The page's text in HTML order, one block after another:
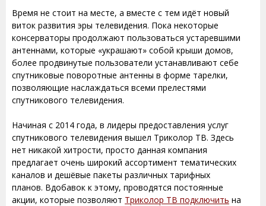
Время не стоит на месте, а вместе с тем идёт новый
виток развития эры телевидения. Пока некоторые
консерваторы продолжают пользоваться устаревшими
антеннами, которые «украшают» собой крыши домов,
более продвинутые пользователи устанавливают себе
спутниковые поворотные антенны в форме тарелки,
позволяющие наслаждаться всеми прелестями
спутникового телевидения.
Начиная с 2014 года, в лидеры предоставления услуг
спутникового телевидения вышел Триколор ТВ. Здесь
нет никакой хитрости, просто данная компания
предлагает очень широкий ассортимент тематических
каналов и дешёвые пакеты различных тарифных
планов. Вдобавок к этому, проводятся постоянные
акции, которые позволяют Триколор ТВ подключить на